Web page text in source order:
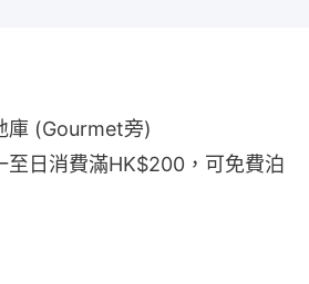
庫 (Gourmet旁)
至日消費滿HK$200，可免費泊